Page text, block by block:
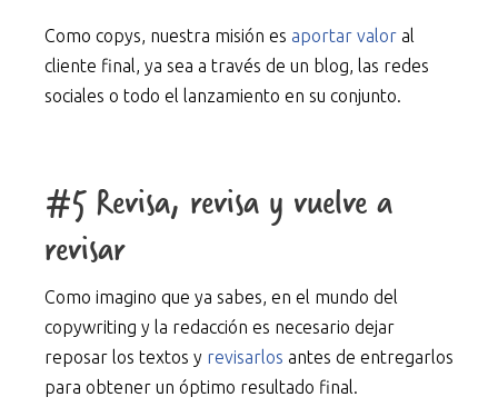
Como copys, nuestra misión es aportar valor al
cliente final, ya sea a través de un blog, las redes
sociales o todo el lanzamiento en su conjunto.
#5 Revisa, revisa y vuelve a
revisar
Como imagino que ya sabes, en el mundo del
copywriting y la redacción es necesario dejar
reposar los textos y revisarlos antes de entregarlos
para obtener un óptimo resultado final.